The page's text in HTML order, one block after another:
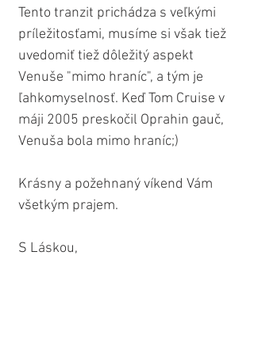
Tento tranzit prichádza s veľkými
príležitosťami, musíme si však tiež
uvedomiť tiež dôležitý aspekt
Venuše "mimo hraníc", a tým je
ľahkomyselnosť. Keď Tom Cruise v
máji 2005 preskočil Oprahin gauč,
Venuša bola mimo hraníc;)
Krásny a požehnaný víkend Vám
všetkým prajem.
S Láskou,